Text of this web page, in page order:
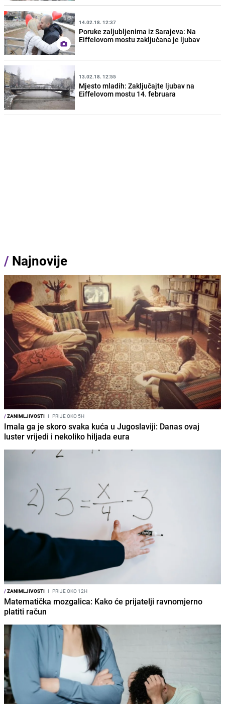
14.02.18. 12:37
Poruke zaljubljenima iz Sarajeva: Na
Eiffelovom mostu zaključana je ljubav
13.02.18. 12:55
Mjesto mladih: Zaključajte ljubav na
Eiffelovom mostu 14. februara
/ Najnovije
/ZANIMLJIVOSTI I PRIJE OKO 5H
Imala ga je skoro svaka kuća u Jugoslaviji: Danas ovaj
luster vrijedi i nekoliko hiljada eura
/ZANIMLJIVOSTI I PRIJE OKO 12H
Matematička mozgalica: Kako će prijatelji ravnomjerno
platiti račun